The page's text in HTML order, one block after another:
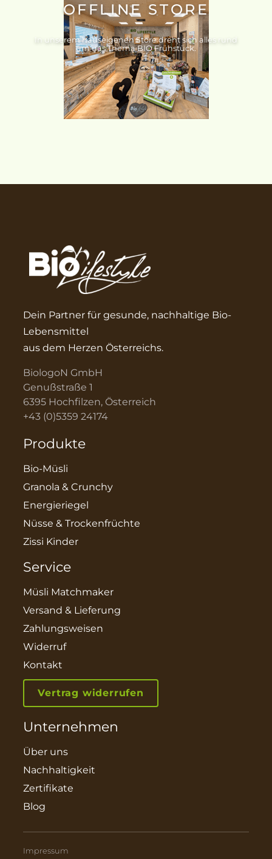
OFFLINE STORE
In unserem hauseigenen Store dreht sich alles rund
um das Thema BIO Frühstück.
Dein Partner für gesunde, nachhaltige Bio-
Lebensmittel
aus dem Herzen Österreichs.
BiologoN GmbH
Genußstraße 1
6395 Hochfilzen, Österreich
+43 (0)5359 24174
Produkte
Bio-Müsli
Granola & Crunchy
Energieriegel
Nüsse & Trockenfrüchte
Zissi Kinder
Service
Müsli Matchmaker
Versand & Lieferung
Zahlungsweisen
Widerruf
Kontakt
Vertrag widerrufen
Unternehmen
Über uns
Nachhaltigkeit
Zertifikate
Blog
Impressum